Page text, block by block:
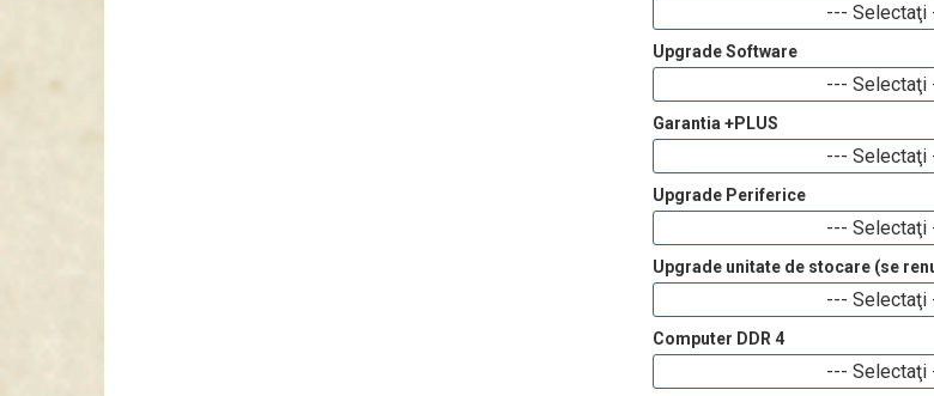
--- Selectaţi
Upgrade Software
--- Selectaţi
Garantia +PLUS
--- Selectaţi
Upgrade Periferice
--- Selectaţi
Upgrade unitate de stocare (se
--- Selectaţi
Computer DDR 4
--- Selectaţi